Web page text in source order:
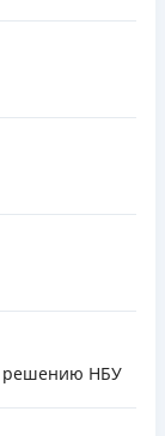
решению НБУ